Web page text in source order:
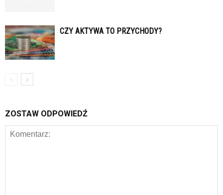
CZY AKTYWA TO PRZYCHODY?
ZOSTAW ODPOWIEDŹ